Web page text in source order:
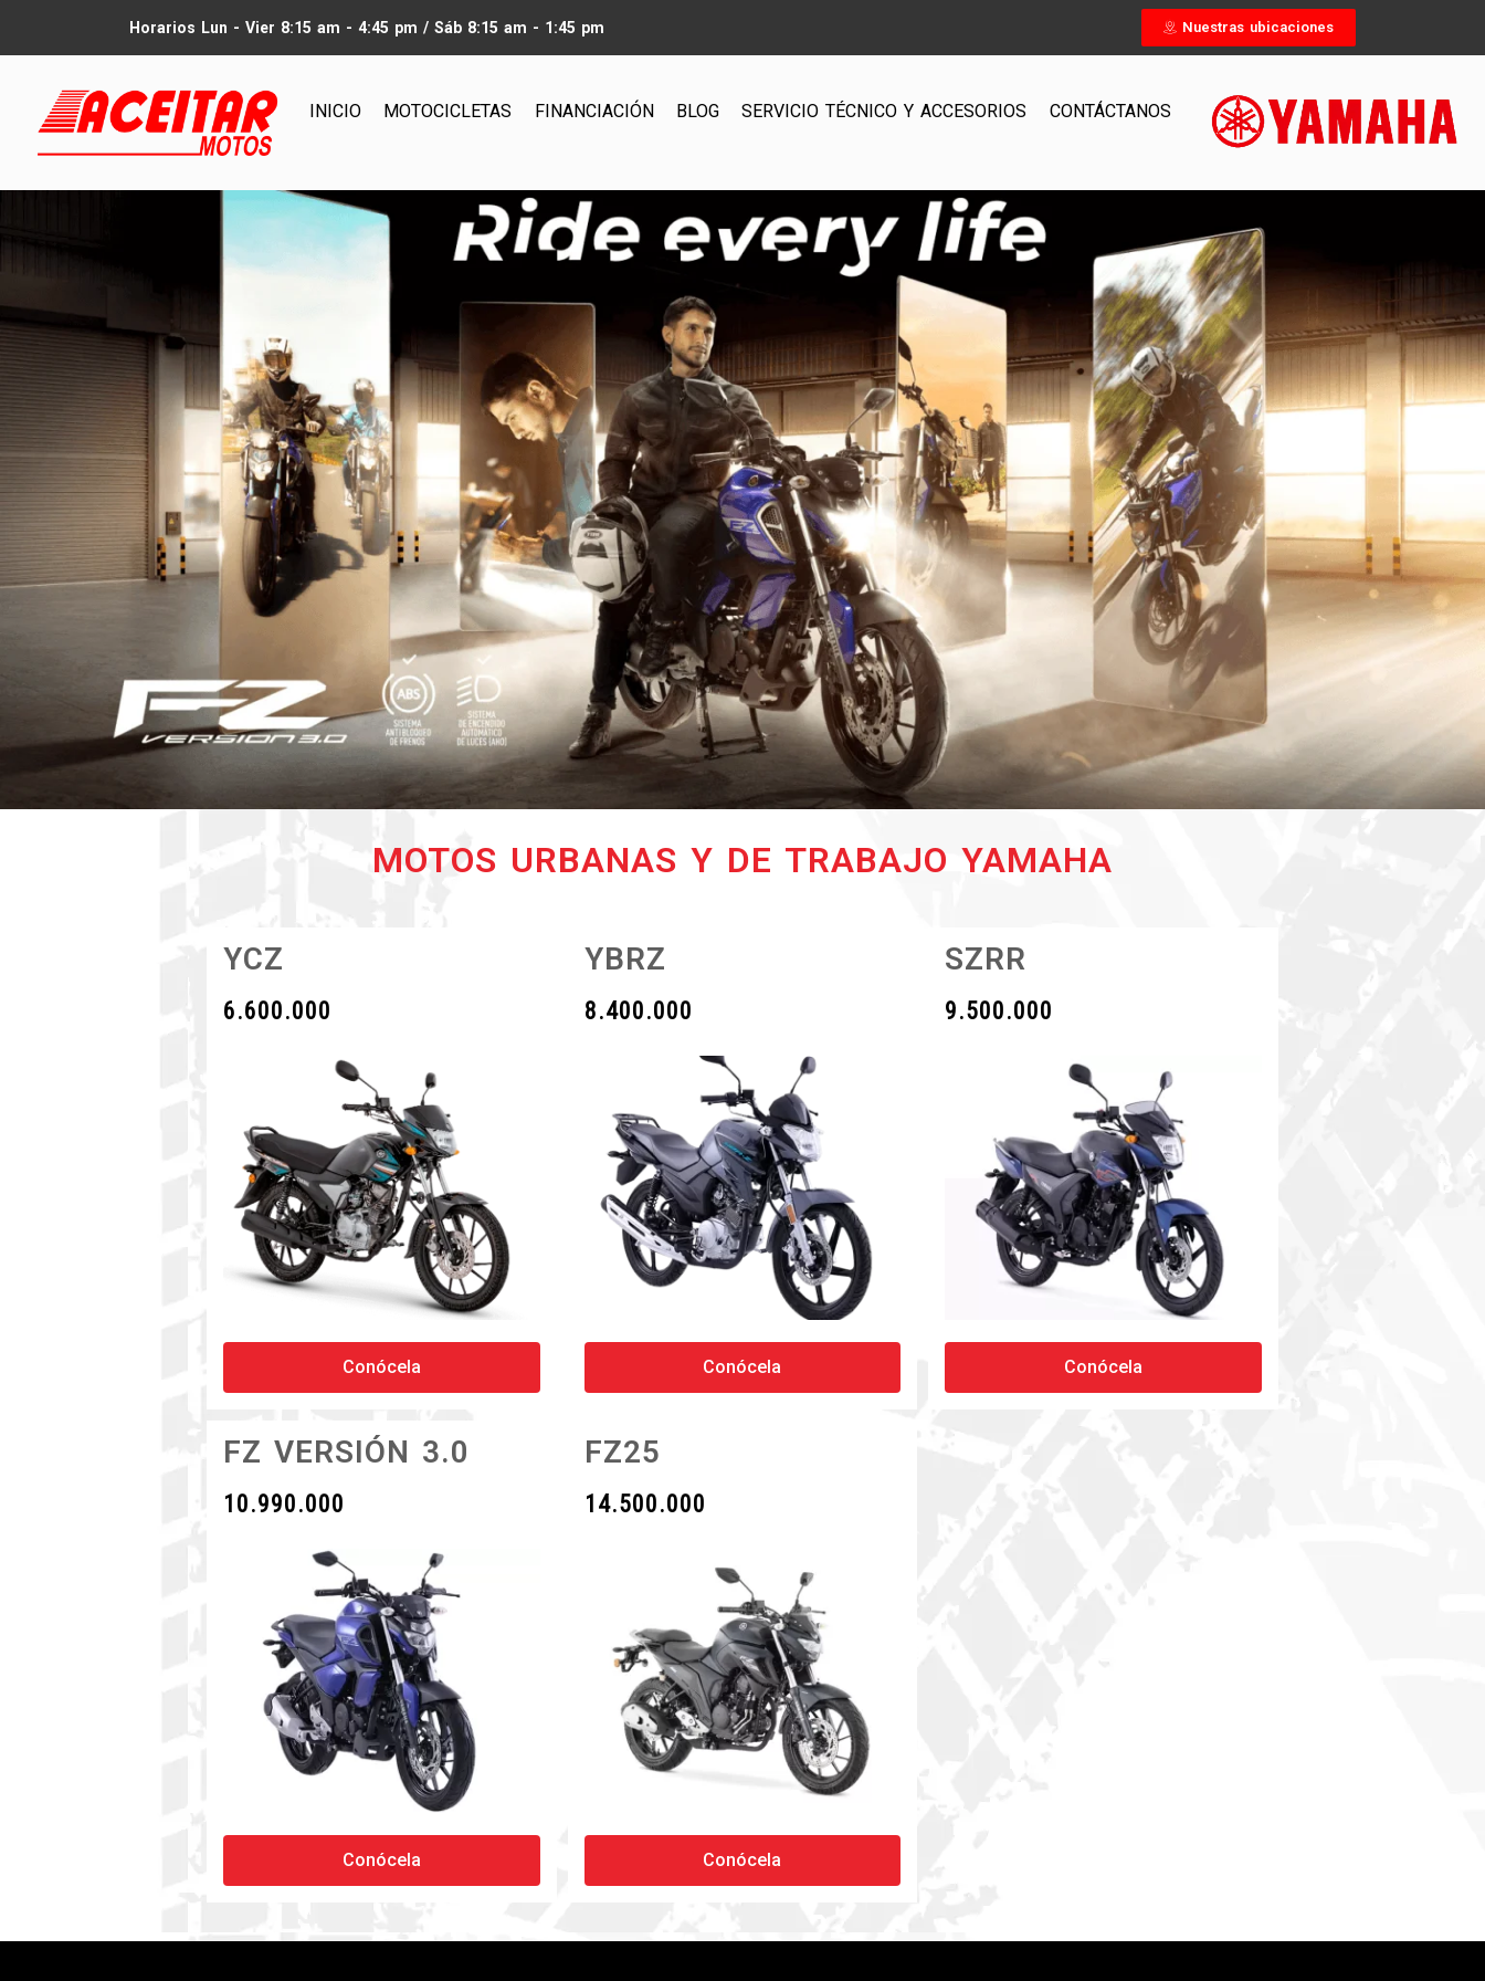
Horarios Lun - Vier 8:15 am - 4:45 pm / Sáb 8:15 am - 1:45 pm Nuestras ubicaciones
INICIO MOTOCICLETAS FINANCIACIÓN BLOG SERVICIO TÉCNICO Y ACCESORIOS CONTÁCTANOS
MOTOS URBANAS Y DE TRABAJO YAMAHA
YCZ
6.600.000
Conócela
YBRZ
8.400.000
Conócela
SZRR
9.500.000
Conócela
FZ VERSIÓN 3.0
10.990.000
Conócela
FZ25
14.500.000
Conócela